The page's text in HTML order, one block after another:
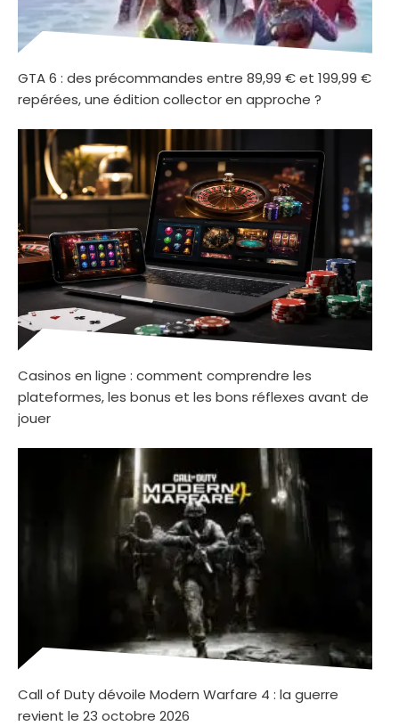
GTA 6 : des précommandes entre 89,99 € et 199,99 €
repérées, une édition collector en approche ?
Casinos en ligne : comment comprendre les
plateformes, les bonus et les bons réflexes avant de
jouer
Call of Duty dévoile Modern Warfare 4 : la guerre
revient le 23 octobre 2026